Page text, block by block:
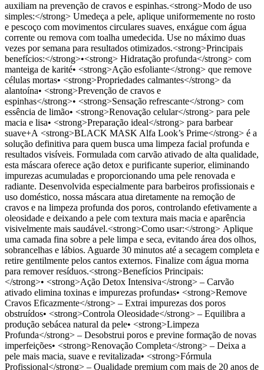
auxiliam na prevenção de cravos e espinhas.<strong>Modo de uso
simples:</strong> Umedeça a pele, aplique uniformemente no rosto
e pescoço com movimentos circulares suaves, enxágue com água
corrente ou remova com toalha umedecida. Use no máximo duas
vezes por semana para resultados otimizados.<strong>Principais
benefícios:</strong>•<strong> Hidratação profunda</strong> com
manteiga de karité• <strong>Ação esfoliante</strong> que remove
células mortas• <strong>Propriedades calmantes</strong> da
alantoína• <strong>Prevenção de cravos e
espinhas</strong>• <strong>Sensação refrescante</strong> com
essência de limão• <strong>Renovação celular</strong> para pele
macia e lisa• <strong>Preparação ideal</strong> para barbear
suave+A <strong>BLACK MASK Alfa Look’s Prime</strong> é a
solução definitiva para quem busca uma limpeza facial profunda e
resultados visíveis. Formulada com carvão ativado de alta qualidade,
esta máscara oferece ação detox e purificante superior, eliminando
impurezas acumuladas e proporcionando uma pele renovada e
radiante. Desenvolvida especialmente para barbeiros profissionais e
uso doméstico, nossa máscara atua diretamente na remoção de
cravos e na limpeza profunda dos poros, controlando efetivamente a
oleosidade e deixando a pele com textura mais macia e aparência
visivelmente mais saudável.<strong>Como usar:</strong> Aplique
uma camada fina sobre a pele limpa e seca, evitando área dos olhos,
sobrancelhas e lábios. Aguarde 30 minutos até a secagem completa e
retire gentilmente pelos cantos externos. Finalize com água morna
para remover resíduos.<strong>Benefícios Principais:
</strong>• <strong>Ação Detox Intensiva</strong> – Carvão
ativado elimina toxinas e impurezas profundas• <strong>Remove
Cravos Eficazmente</strong> – Extrai impurezas dos poros
obstruídos• <strong>Controla Oleosidade</strong> – Equilibra a
produção sebácea natural da pele• <strong>Limpeza
Profunda</strong> – Desobstrui poros e previne formação de novas
imperfeições• <strong>Renovação Completa</strong> – Deixa a
pele mais macia, suave e revitalizada• <strong>Fórmula
Profissional</strong> – Qualidade premium com mais de 20 anos de